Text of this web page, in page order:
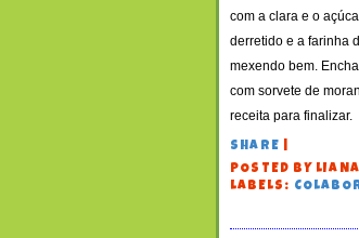
com a clara e o
derretido e a farinha
mexendo bem.
com sorvete de
receita para finalizar.
SHARE
POSTED BY
LABELS: